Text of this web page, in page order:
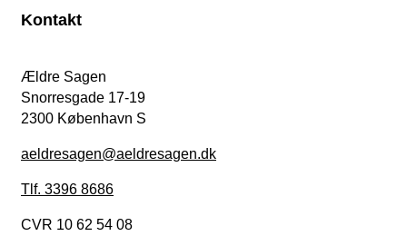
Kontakt
Ældre Sagen
Snorresgade 17-19
2300 København S
aeldresagen@aeldresagen.dk
Tlf. 3396 8686
CVR 10 62 54 08